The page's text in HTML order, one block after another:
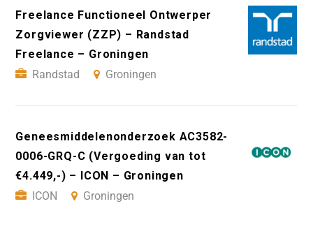
Freelance Functioneel Ontwerper
Zorgviewer (ZZP) – Randstad
Freelance – Groningen
Randstad
Groningen
Geneesmiddelenonderzoek AC3582-
0006-GRQ-C (Vergoeding van tot
€4.449,-) – ICON – Groningen
ICON
Groningen